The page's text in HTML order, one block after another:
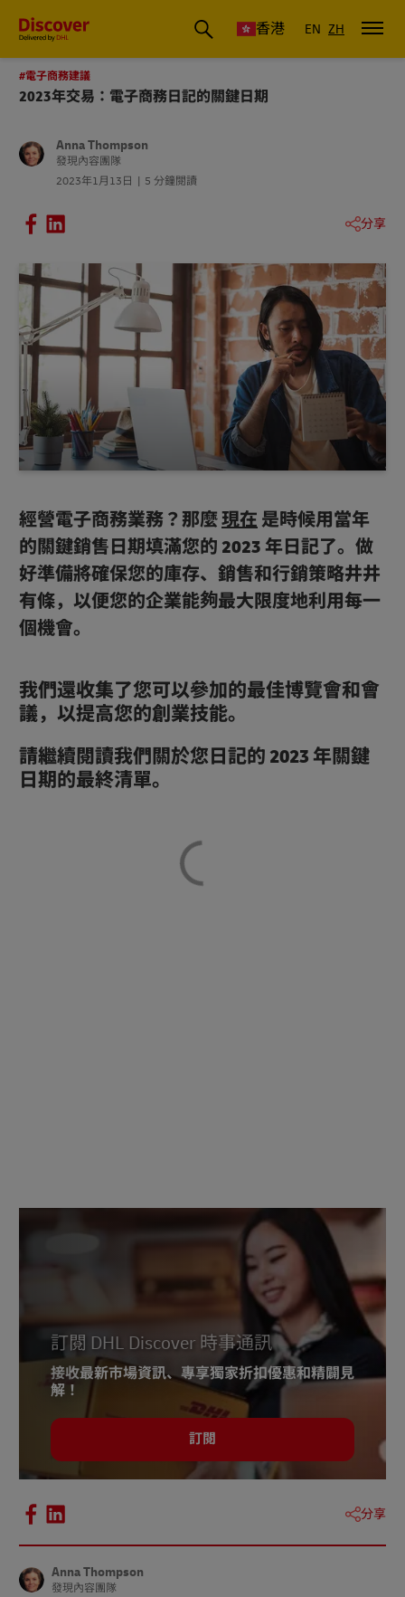
香港 EN ZH
#電子商務建議
2023年交易：電子商務日記的關鍵日期
Anna Thompson
發現內容團隊
2023年1月13日
5 分鐘閱讀
分享
經營電子商務業務？那麼現在 是時候用當年
的關鍵銷售日期填滿您的 2023 年日記了。做
好準備將確保您的庫存、銷售和行銷策略井井
有條，以便您的企業能夠最大限度地利用每一
個機會。
我們還收集了您可以參加的最佳博覽會和會
議，以提高您的創業技能。
請繼續閱讀我們關於您日記的 2023 年關鍵
日期的最終清單。
訂閱 DHL Discover 時事通訊
接收最新市場資訊、專享獨家折扣優惠和精闢見
解！
訂閱
分享
Anna Thompson
發現內容團隊